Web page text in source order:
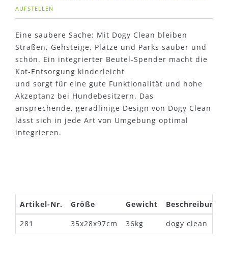
AUFSTELLEN
Eine saubere Sache: Mit Dogy Clean bleiben
Straßen, Gehsteige, Plätze und Parks sauber und
schön. Ein integrierter Beutel-Spender macht die
Kot-Entsorgung kinderleicht
und sorgt für eine gute Funktionalität und hohe
Akzeptanz bei Hundebesitzern. Das
ansprechende, geradlinige Design von Dogy Clean
lässt sich in jede Art von Umgebung optimal
integrieren.
Artikel-Nr. Größe Gewicht
Beschreibung
281
35x28x97cm 36kg dogy clean